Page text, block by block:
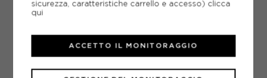
sicurezza, caratteristiche carrello e accesso) clicca
qui
ACCETTO IL MONITORAGGIO